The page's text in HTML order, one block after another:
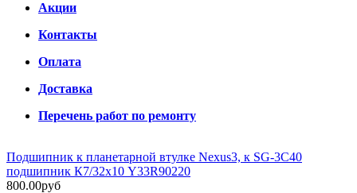
Акции
Контакты
Оплата
Доставка
Перечень работ по ремонту
Подшипник к планетарной втулке Nexus3, к SG-3C40
подшипник К7/32х10 Y33R90220
800.00руб